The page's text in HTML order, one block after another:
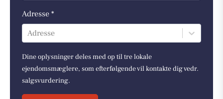
Adresse *
Adresse
Dine oplysninger deles med op til tre lokale
ejendomsmæglere, som efterfølgende vil kontakte dig vedr.
salgsvurdering.